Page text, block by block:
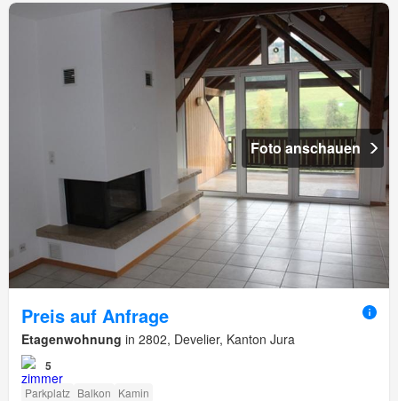
Foto anschauen
Preis auf Anfrage
Etagenwohnung in 2802, Develier, Kanton Jura
5
Parkplatz Balkon Kamin